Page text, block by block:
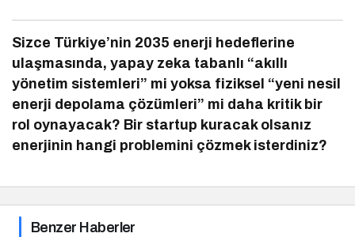
Sizce Türkiye’nin 2035 enerji hedeflerine
ulaşmasında, yapay zeka tabanlı “akıllı
yönetim sistemleri” mi yoksa fiziksel “yeni nesil
enerji depolama çözümleri” mi daha kritik bir
rol oynayacak? Bir startup kuracak olsanız
enerjinin hangi problemini çözmek isterdiniz?
Benzer Haberler